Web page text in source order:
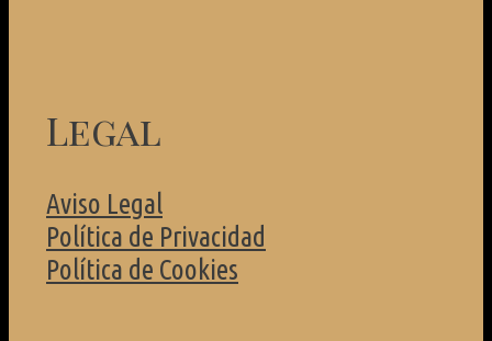
Legal
Aviso Legal
Política de Privacidad
Política de Cookies